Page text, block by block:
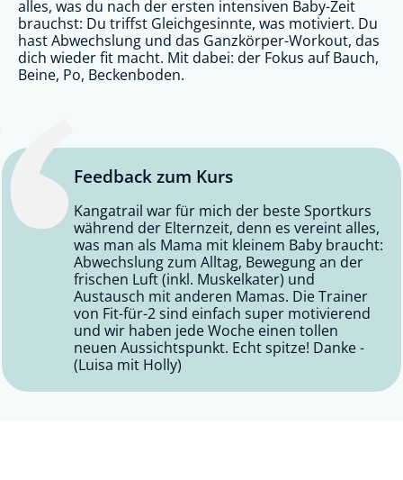
alles, was du nach der ersten intensiven Baby-Zeit
brauchst: Du triffst Gleichgesinnte, was motiviert. Du
hast Abwechslung und das Ganzkörper-Workout, das
dich wieder fit macht. Mit dabei: der Fokus auf Bauch,
Beine, Po, Beckenboden.
Feedback zum Kurs
Kangatrail war für mich der beste Sportkurs
während der Elternzeit, denn es vereint alles,
was man als Mama mit kleinem Baby braucht:
Abwechslung zum Alltag, Bewegung an der
frischen Luft (inkl. Muskelkater) und
Austausch mit anderen Mamas. Die Trainer
von Fit-für-2 sind einfach super motivierend
und wir haben jede Woche einen tollen
neuen Aussichtspunkt. Echt spitze! Danke -
(Luisa mit Holly)